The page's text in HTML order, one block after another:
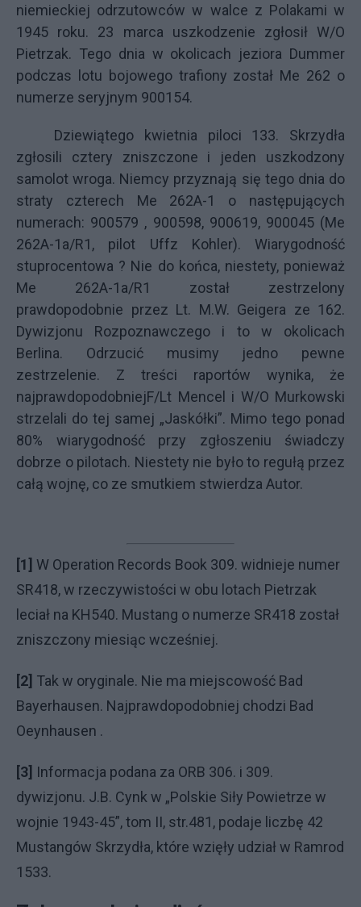
niemieckiej odrzutowców w walce z Polakami w
1945 roku. 23 marca uszkodzenie zgłosił W/O
Pietrzak. Tego dnia w okolicach jeziora Dummer
podczas lotu bojowego trafiony został Me 262 o
numerze seryjnym 900154.
Dziewiątego kwietnia piloci 133. Skrzydła
zgłosili cztery zniszczone i jeden uszkodzony
samolot wroga. Niemcy przyznają się tego dnia do
straty czterech Me 262A-1 o następujących
numerach: 900579 , 900598, 900619, 900045 (Me
262A-1a/R1, pilot Uffz Kohler). Wiarygodność
stuprocentowa ? Nie do końca, niestety, ponieważ
Me 262A-1a/R1 został zestrzelony
prawdopodobnie przez Lt. M.W. Geigera ze 162.
Dywizjonu Rozpoznawczego i to w okolicach
Berlina. Odrzucić musimy jedno pewne
zestrzelenie. Z treści raportów wynika, że
najprawdopodobniejF/Lt Mencel i W/O Murkowski
strzelali do tej samej „Jaskółki”. Mimo tego ponad
80% wiarygodność przy zgłoszeniu świadczy
dobrze o pilotach. Niestety nie było to regułą przez
całą wojnę, co ze smutkiem stwierdza Autor.
[1] W Operation Records Book 309. widnieje numer
SR418, w rzeczywistości w obu lotach Pietrzak
leciał na KH540. Mustang o numerze SR418 został
zniszczony miesiąc wcześniej.
[2] Tak w oryginale. Nie ma miejscowość Bad
Bayerhausen. Najprawdopodobniej chodzi Bad
Oeynhausen .
[3] Informacja podana za ORB 306. i 309.
dywizjonu. J.B. Cynk w „Polskie Siły Powietrze w
wojnie 1943-45”, tom II, str.481, podaje liczbę 42
Mustangów Skrzydła, które wzięły udział w Ramrod
1533.